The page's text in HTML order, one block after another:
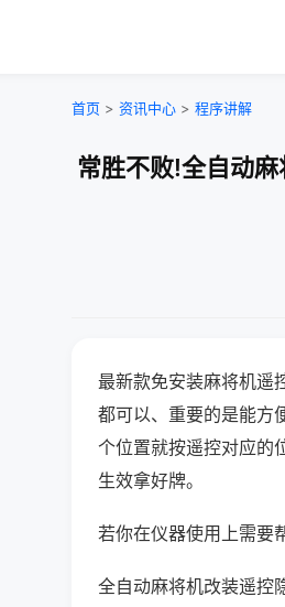
首页 > 资讯中心 > 程序讲解
常胜不败!全自动
最新款免安装麻将机遥
都可以、重要的是能方
个位置就按遥控对应的
生效拿好牌。
若你在仪器使用上需要
全自动麻将机改装遥控